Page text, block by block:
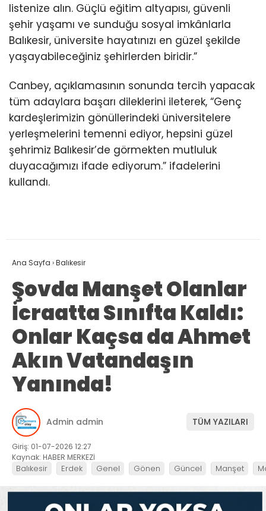
listenize alın. Güçlü eğitim altyapısı, güvenli
şehir yaşamı ve sunduğu sosyal imkânlarla
Balıkesir, üniversite hayatınızı en güzel şekilde
yaşayabileceğiniz şehirlerden biridir.”
Canbey, açıklamasının sonunda tercih yapacak
tüm adaylara başarı dileklerini ileterek, “Genç
kardeşlerimizin gönüllerindeki üniversitelere
yerleşmelerini temenni ediyor, hepsini güzel
şehrimiz Balıkesir’de görmekten mutluluk
duyacağımızı ifade ediyorum.” ifadelerini
kullandı.
Ana Sayfa ›Balıkesir
Şovda Manşet Olanlar
İcraatta Sınıfta Kaldı:
Onlar Kaçsa da Ahmet
Akın Vatandaşın
Yanında!
Admin admin TÜM YAZILARI
Giriş: 01-07-2026 12:27
Kaynak: HABER MERKEZİ
Balıkesir Erdek Genel Gönen Güncel Manşet